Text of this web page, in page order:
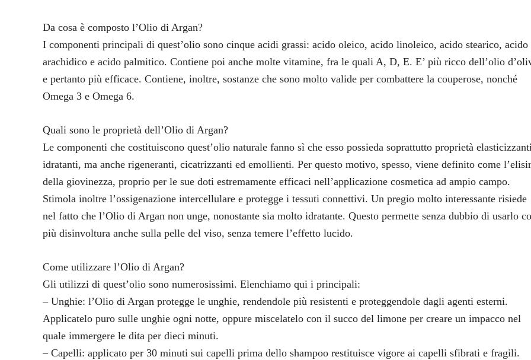
Da cosa è composto l’Olio di Argan?
I componenti principali di quest’olio sono cinque acidi grassi: acido oleico, acido linoleico, acido stearico, acido
arachidico e acido palmitico. Contiene poi anche molte vitamine, fra le quali A, D, E. E’ più ricco dell’olio
e pertanto più efficace. Contiene, inoltre, sostanze che sono molto valide per combattere la couperose, nonché
Omega 3 e Omega 6.
Quali sono le proprietà dell’Olio di Argan?
Le componenti che costituiscono quest’olio naturale fanno sì che esso possieda soprattutto proprietà
idratanti, ma anche rigeneranti, cicatrizzanti ed emollienti. Per questo motivo, spesso, viene definito come l’elisir
della giovinezza, proprio per le sue doti estremamente efficaci nell’applicazione cosmetica ad ampio campo.
Stimola inoltre l’ossigenazione intercellulare e protegge i tessuti connettivi. Un pregio molto interessante risiede
nel fatto che l’Olio di Argan non unge, nonostante sia molto idratante. Questo permette senza dubbio di usarlo
più disinvoltura anche sulla pelle del viso, senza temere l’effetto lucido.
Come utilizzare l’Olio di Argan?
Gli utilizzi di quest’olio sono numerosissimi. Elenchiamo qui i principali:
– Unghie: l’Olio di Argan protegge le unghie, rendendole più resistenti e proteggendole dagli agenti esterni.
Applicatelo puro sulle unghie ogni notte, oppure miscelatelo con il succo del limone per creare un impacco nel
quale immergere le dita per dieci minuti.
– Capelli: applicato per 30 minuti sui capelli prima dello shampoo restituisce vigore ai capelli sfibrati e fragili.